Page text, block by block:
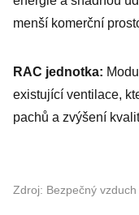
menší komerční
RAC jednotka:
existující ventilace,
pachů a zvýšení
Zdroj: Bezpečný vzduch